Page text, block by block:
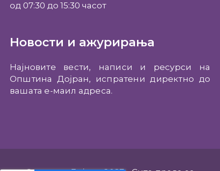
од 07:30 до 15:30 часот
Новости и ажурирања
Најновите вести, написи и ресурси на
Општина Дојран, испратени директно до
вашата е-маил адреса.